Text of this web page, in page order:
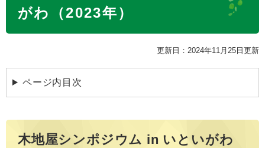
がわ（2023年）
更新日：2024年11月25日更新
ページ内目次
木地屋シンポジウム in いといがわ